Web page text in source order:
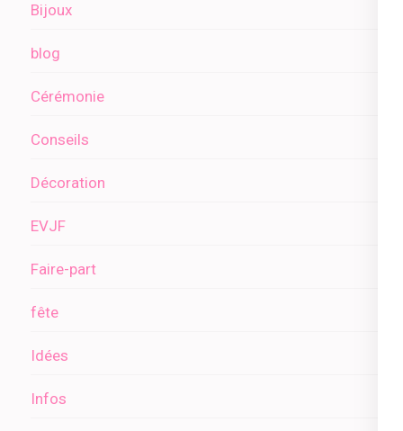
Bijoux
blog
Cérémonie
Conseils
Décoration
EVJF
Faire-part
fête
Idées
Infos